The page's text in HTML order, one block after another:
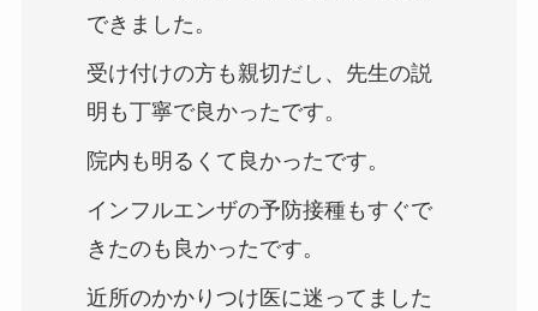
できました。
受け付けの方も親切だし、先生の説
明も丁寧で良かったです。
院内も明るくて良かったです。
インフルエンザの予防接種もすぐで
きたのも良かったです。
近所のかかりつけ医に迷ってました